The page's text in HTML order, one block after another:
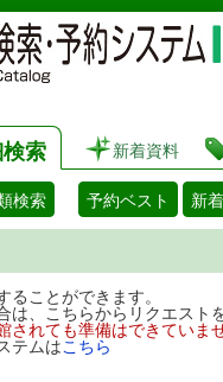
索 新着資料
検索 予約ベスト 新
ことができます。
は、こちらからリクエス
されても準備はできてい
テムはこちら